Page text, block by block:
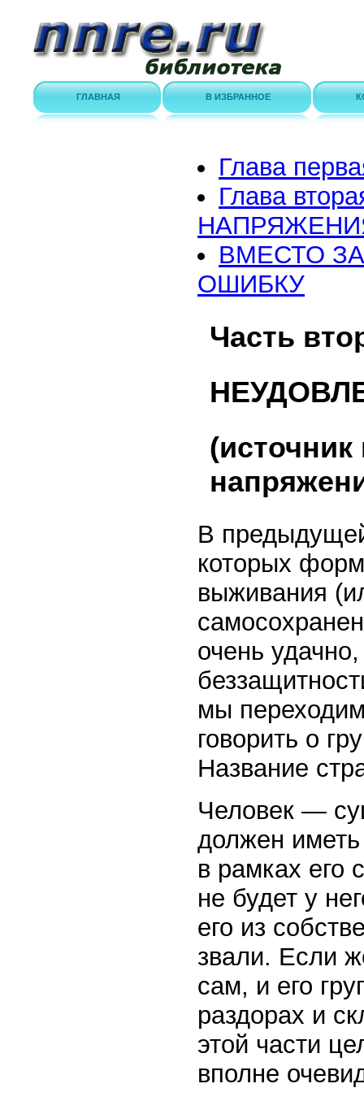
ГЛАВНАЯ В ИЗБРАННОЕ
Глава
Глава
ВМЕСТО
ОШИБКУ
Часть
В
которых
выживания
очень
мы
говорить о
Название
Человек —
должен
в рамках его
не будет у
его из
звали. Если
сам, и его
раздорах и
этой части
вполне